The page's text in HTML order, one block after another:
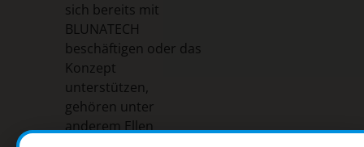
sich bereits mit
BLUNATECH
beschäftigen oder das
Konzept
unterstützen,
gehören unter
anderem Ellen